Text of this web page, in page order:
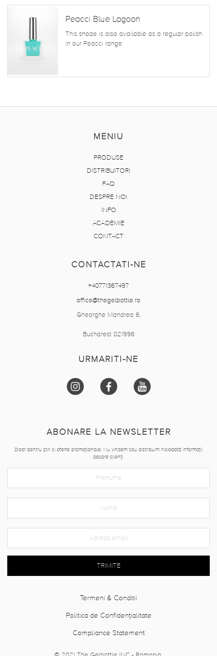
Peacci Blue Lagoon
This shade is also available as a regular polish
in our Peacci range
MENIU
PRODUSE
DISTRIBUITORI
FAQ
DESPRE NOI
INFO
ACADEMIE
CONTACT
CONTACTATI-NE
+40771367497
office@thegelbottle.ro
Gheorghe Mandrea 6,
Bucharest 021996
URMARITI-NE
ABONARE LA NEWSLETTER
Doar pentru știri si oferte promoționale. Nu vindem sau distribuim niciodată informații
despre clienți.
TRIMITE
Termeni & Conditii
Politica de Confidențialitate
Compliance Statement